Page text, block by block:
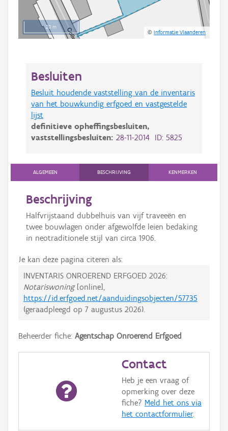
20 m
©Informatie Vlaanderen
Besluiten
Besluit houdende vaststelling van de inventaris
van het bouwkundig erfgoed en vastgestelde
lijst
definitieve opheffingsbesluiten,
vaststellingsbesluiten: 28-11-2014 ID: 5825
ALGEMEEN BESCHRIJVING KENMERKEN
Beschrijving
Halfvrijstaand dubbelhuis van vijf traveeën en
twee bouwlagen onder afgewolfde leien bedaking
in neotraditionele stijl van circa 1906.
Je kan deze pagina citeren als:
INVENTARIS ONROEREND ERFGOED 2026:
Notariswoning[online],
https://id.erfgoed.net/aanduidingsobjecten/57735
(geraadpleegd op 7 augustus 2026).
Beheerder fiche: Agentschap Onroerend Erfgoed
Contact
Heb je een vraag of
opmerking over deze
fiche? Meld het ons via
het contactformulier.